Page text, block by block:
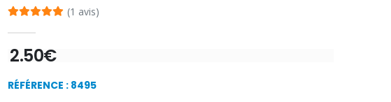
(1 avis)
2.50€
RÉFÉRENCE : 8495